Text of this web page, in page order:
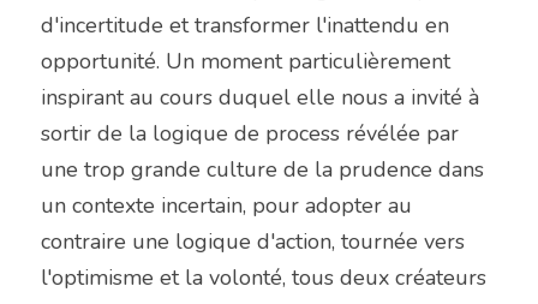
d'incertitude et transformer l'inattendu en
opportunité. Un moment particulièrement
inspirant au cours duquel elle nous a invité à
sortir de la logique de process révélée par
une trop grande culture de la prudence dans
un contexte incertain, pour adopter au
contraire une logique d'action, tournée vers
l'optimisme et la volonté, tous deux créateurs